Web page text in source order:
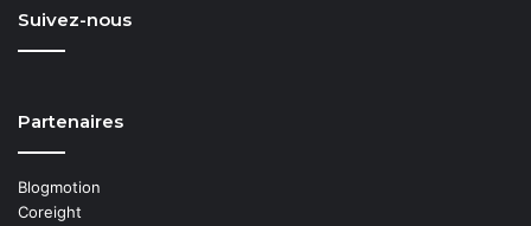
Suivez-nous
Partenaires
Blogmotion
Coreight